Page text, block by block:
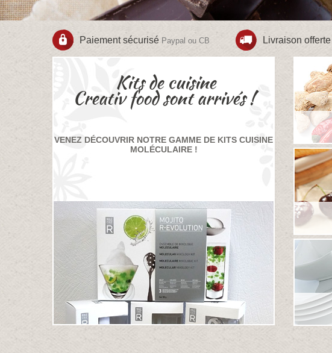
Paiement sécurisé Paypal ou CB Livraison offerte
Kits de cuisine
Creativ food sont arrivés !
VENEZ DÉCOUVRIR NOTRE GAMME DE KITS CUISINE
MOLÉCULAIRE !